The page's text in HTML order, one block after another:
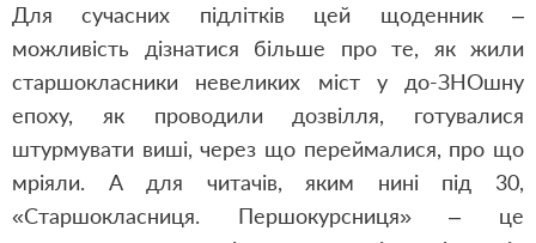
Для сучасних підлітків цей щоденник –
можливість дізнатися більше про те, як жили
старшокласники невеликих міст у до-ЗНОшну
епоху, як проводили дозвілля, готувалися
штурмувати виші, через що переймалися, про що
мріяли. А для читачів, яким нині під 30,
«Старшокласниця. Першокурсниця» – це